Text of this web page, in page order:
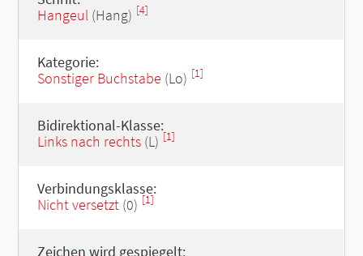
Hangeul(Hang) [4]
Kategorie:
Sonstiger Buchstabe (Lo) [1]
Bidirektional-Klasse:
Links nach rechts(L) [1]
Verbindungsklasse:
Nicht versetzt(0) [1]
Zeichen wird gespiegelt: